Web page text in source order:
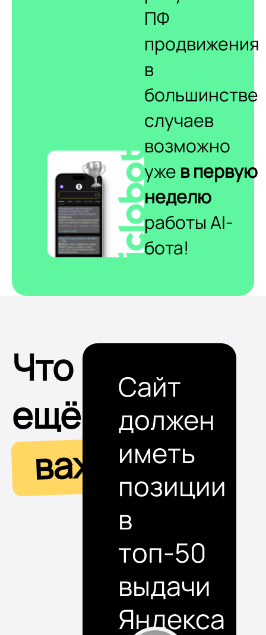
ПФ
продвижения
в
большинстве
случаев
возможно
уже в первую
неделю
работы AI-
бота!
Что
ещё
важно
Сайт
должен
иметь
позиции
в
топ-50
выдачи
Яндекса